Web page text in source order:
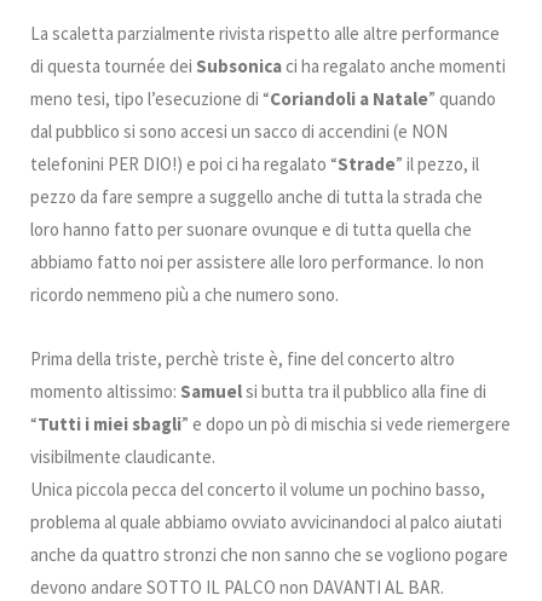
La scaletta parzialmente rivista rispetto alle altre performance
di questa tournée dei Subsonicaci ha regalato anche momenti
meno tesi, tipo l’esecuzione di “Coriandoli a Natale” quando
dal pubblico si sono accesi un sacco di accendini (e NON
telefonini PER DIO!) e poi ci ha regalato “Strade” il pezzo, il
pezzo da fare sempre a suggello anche di tutta la strada che
loro hanno fatto per suonare ovunque e di tutta quella che
abbiamo fatto noi per assistere alle loro performance. Io non
ricordo nemmeno più a che numero sono.
Prima della triste, perchè triste è, fine del concerto altro
momento altissimo: Samuelsi butta tra il pubblico alla fine di
“Tutti i miei sbagli” e dopo un pò di mischia si vede riemergere
visibilmente claudicante.
Unica piccola pecca del concerto il volume un pochino basso,
problema al quale abbiamo ovviato avvicinandoci al palco aiutati
anche da quattro stronzi che non sanno che se vogliono pogare
devono andare SOTTO IL PALCO non DAVANTI AL BAR.